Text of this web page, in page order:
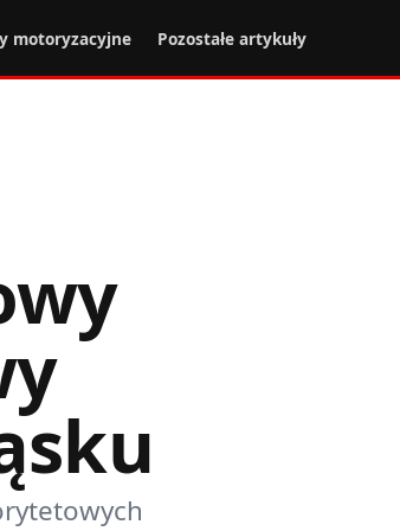
motoryzacyjne Pozostałe artykuły